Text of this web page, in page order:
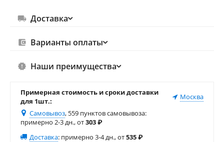
Доставка
Варианты оплаты
Наши преимущества
Примерная стоимость и сроки доставки
для 1шт.:
Москва
Самовывоз, 559 пунктов самовывоза:
примерно 2-3 дн., от303₽
Доставка: примерно 3-4 дн., от535₽